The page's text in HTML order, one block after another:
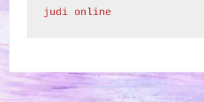
judi online